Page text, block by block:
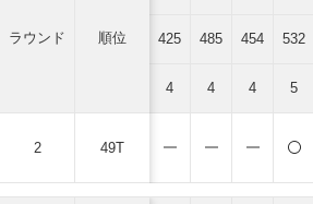
ラウンド 順位
2 49T
425 485 454 532
4 4 4 5